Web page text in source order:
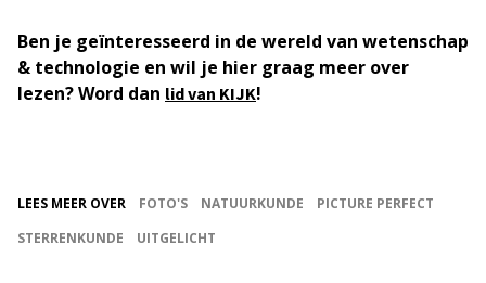
Ben je geïnteresseerd in de wereld van wetenschap
& technologie en wil je hier graag meer over
lezen? Word dan lid van KIJK!
LEES MEER OVER FOTO'S NATUURKUNDE
PICTURE PERFECT
STERRENKUNDE
UITGELICHT